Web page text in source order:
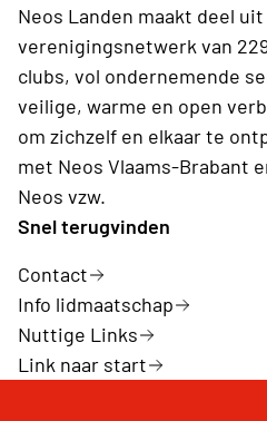
Neos Landen maakt deel
verenigingsnetwerk van
clubs, vol ondernemende
veilige, warme en open
om zichzelf en elkaar te
met Neos Vlaams-Brabant
Neos vzw.
Snel terugvinden
Contact
Info lidmaatschap
Nuttige Links
Link naar start